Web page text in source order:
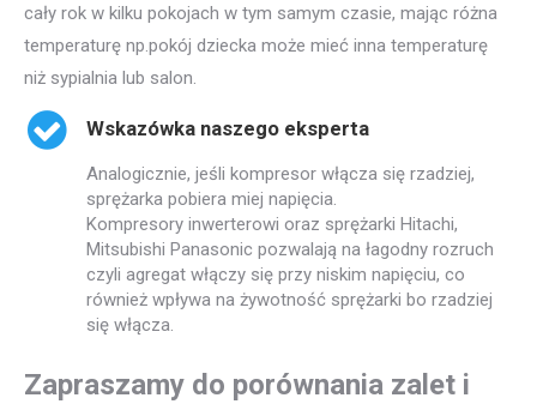
cały rok w kilku pokojach w tym samym czasie, mając różna
temperaturę np.pokój dziecka może mieć inna temperaturę
niż sypialnia lub salon.
Wskazówka naszego eksperta
Analogicznie, jeśli kompresor włącza się rzadziej,
sprężarka pobiera miej napięcia.
Kompresory inwerterowi oraz sprężarki Hitachi,
Mitsubishi Panasonic pozwalają na łagodny rozruch
czyli agregat włączy się przy niskim napięciu, co
również wpływa na żywotność sprężarki bo rzadziej
się włącza.
Zapraszamy do porównania zalet i